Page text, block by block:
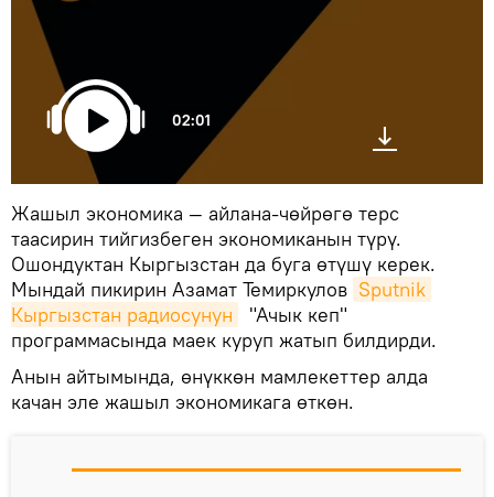
02:01
Жашыл экономика — айлана-чөйрөгө терс
таасирин тийгизбеген экономиканын түрү.
Ошондуктан Кыргызстан да буга өтүшү керек.
Мындай пикирин Азамат Темиркулов Sputnik
Кыргызстан радиосунун
"Ачык кеп"
программасында маек куруп жатып билдирди.
Анын айтымында, өнүккөн мамлекеттер алда
качан эле жашыл экономикага өткөн.